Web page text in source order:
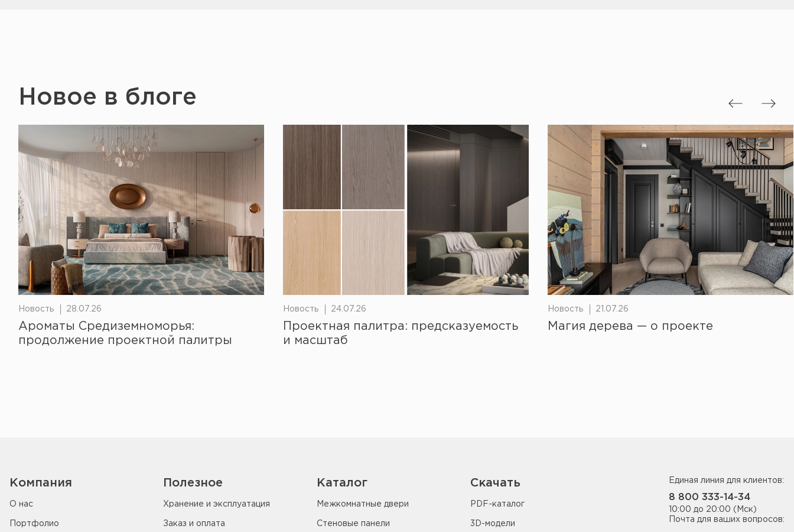
Новое в блоге
Новость 28.07.26
Ароматы Средиземноморья:
продолжение проектной палитры
Новость 24.07.26
Проектная палитра: предсказуемость
и масштаб
Новость 21.07.26
Магия дерева — о проекте
Компания
О нас
Портфолио
Полезное
Хранение и эксплуатация
Заказ и оплата
Каталог
Межкомнатные двери
Стеновые панели
Скачать
PDF-каталог
3D-модели
Единая линия для клиентов:
8 800 333-14-34
10:00 до 20:00 (Мск)
Почта для ваших вопросов: